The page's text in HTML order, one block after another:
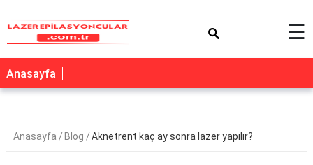
☰
Anasayfa
Anasayfa Blog Aknetrent kaç ay sonra lazer yapılır?